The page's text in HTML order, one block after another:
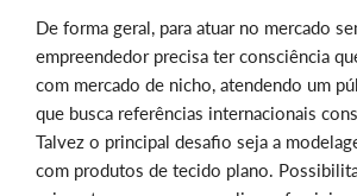
De forma geral, para atuar no mercado
empreendedor precisa ter consciência
com mercado de nicho, atendendo um
que busca referências internacionais
Talvez o principal desafio seja a
com produtos de tecido plano.